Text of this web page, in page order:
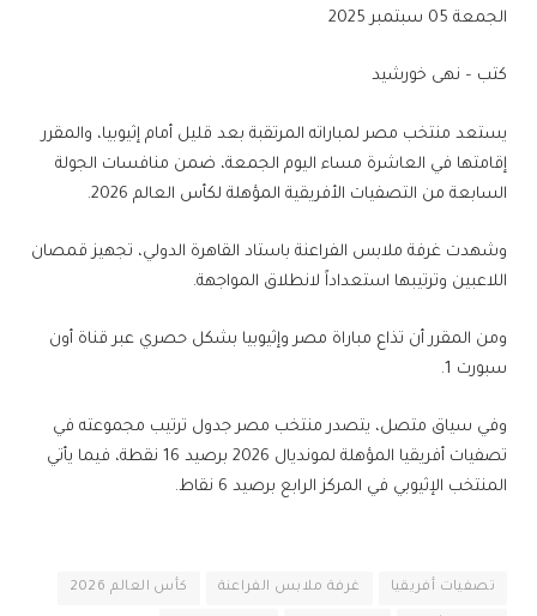
الجمعة 05 سبتمبر 2025
كتب – نهى خورشيد
يستعد منتخب مصر لمباراته المرتقبة بعد قليل أمام إثيوبيا، والمقرر
إقامتها في العاشرة مساء اليوم الجمعة، ضمن منافسات الجولة
السابعة من التصفيات الأفريقية المؤهلة لكأس العالم 2026.
وشهدت غرفة ملابس الفراعنة باستاد القاهرة الدولي، تجهيز قمصان
اللاعبين وترتيبها استعداداً لانطلاق المواجهة.
ومن المقرر أن تذاع مباراة مصر وإثيوبيا بشكل حصري عبر قناة أون
سبورت 1.
وفي سياق متصل، يتصدر منتخب مصر جدول ترتيب مجموعته في
تصفيات أفريقيا المؤهلة لمونديال 2026 برصيد 16 نقطة، فيما يأتي
المنتخب الإثيوبي في المركز الرابع برصيد 6 نقاط.
تصفيات أفريقيا غرفة ملابس الفراعنة كأس العالم 2026